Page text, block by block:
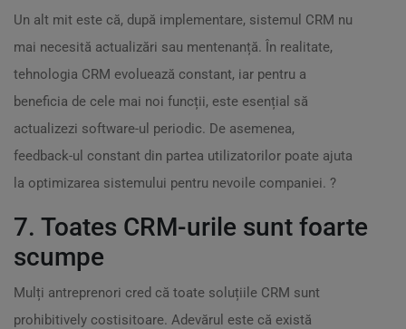
Un alt mit este că, după implementare, sistemul CRM nu
mai necesită actualizări sau mentenanță. În realitate,
tehnologia CRM evoluează constant, iar pentru a
beneficia de cele mai noi funcții, este esențial să
actualizezi software-ul periodic. De asemenea,
feedback-ul constant din partea utilizatorilor poate ajuta
la optimizarea sistemului pentru nevoile companiei. ?
7. Toates CRM-urile sunt foarte
scumpe
Mulți antreprenori cred că toate soluțiile CRM sunt
prohibitively costisitoare. Adevărul este că există